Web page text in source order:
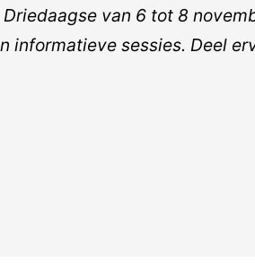
van 6 tot 8
sessies. Deel